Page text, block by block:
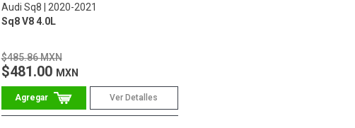
Audi Sq8
2020-2021
Sq8 V8 4.0L
$485.86 MXN
$481.00 MXN
Ver Detalles